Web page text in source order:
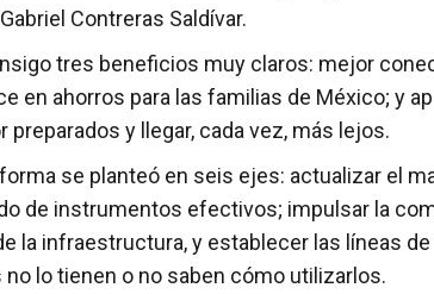
Contreras Saldívar.
tres beneficios muy claros: mejor
en ahorros para las familias de México; y
y llegar, cada vez, más lejos.
se planteó en seis ejes: actualizar el
de instrumentos efectivos; impulsar la
la infraestructura, y establecer las líneas
lo tienen o no saben cómo utilizarlos.